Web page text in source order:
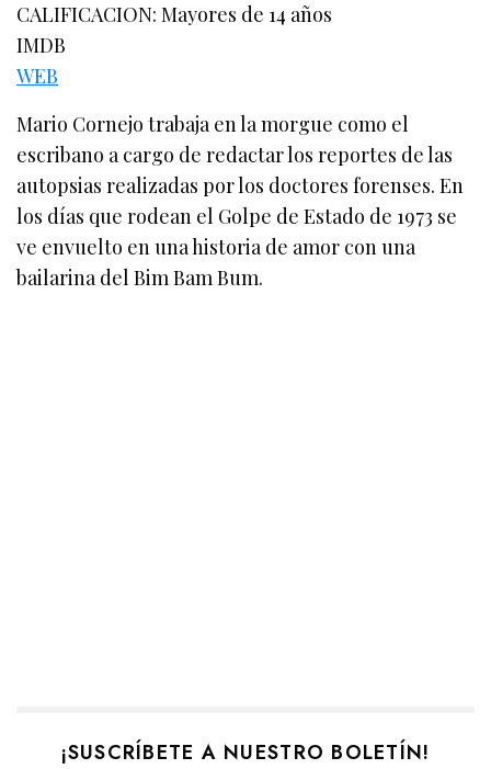
CALIFICACION: Mayores de 14 años
IMDB
WEB
Mario Cornejo trabaja en la morgue como el
escribano a cargo de redactar los reportes de las
autopsias realizadas por los doctores forenses. En
los días que rodean el Golpe de Estado de 1973 se
ve envuelto en una historia de amor con una
bailarina del Bim Bam Bum.
¡SUSCRÍBETE A NUESTRO BOLETÍN!